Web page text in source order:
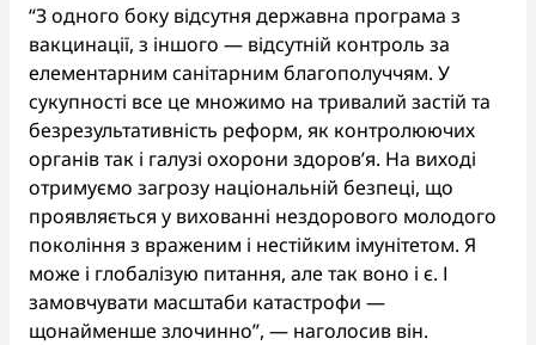
“З одного боку відсутня державна програма з
вакцинації, з іншого — відсутній контроль за
елементарним санітарним благополуччям. У
сукупності все це множимо на тривалий застій та
безрезультативність реформ, як контролюючих
органів так і галузі охорони здоров’я. На виході
отримуємо загрозу національній безпеці, що
проявляється у вихованні нездорового молодого
покоління з враженим і нестійким імунітетом. Я
може і глобалізую питання, але так воно і є. І
замовчувати масштаби катастрофи —
щонайменше злочинно”, — наголосив він.